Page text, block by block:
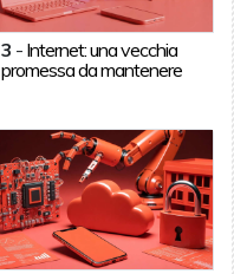
3 - Internet: una vecchia
promessa da mantenere